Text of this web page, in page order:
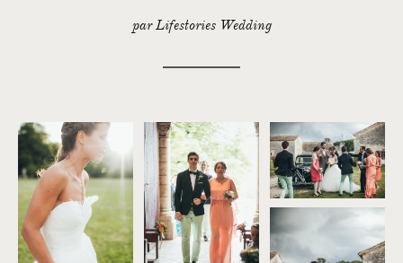
par Lifestories Wedding